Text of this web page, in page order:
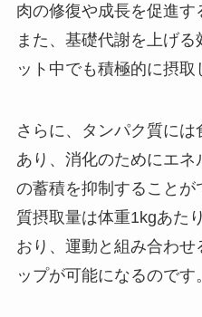
肉の修復や成長を促進す
また、基礎代謝を上げ
ット中でも積極的に摂取
さらに、タンパク質に
あり、消化のためにエ
の蓄積を抑制することが
質摂取量は体重1kgあた
おり、運動と組み合わ
ップが可能になるのです。